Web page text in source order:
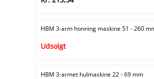
HBM 3-arm honning maskine 51 - 260
Udsolgt
HBM 3-armet hulmaskine 22 - 69 mm